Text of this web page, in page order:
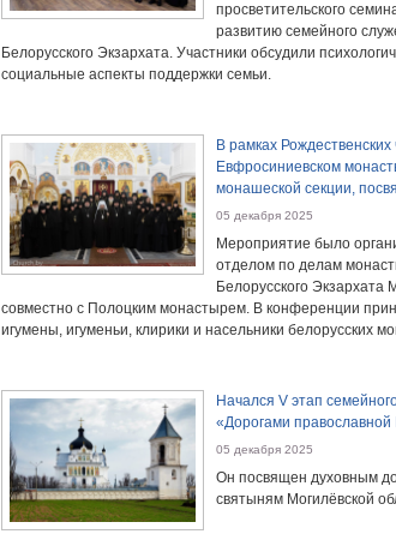
просветительского
развитию семейного
Белорусского Экзархата. Участники обсудили
социальные аспекты поддержки семьи.
В рамках
Евфросиниевском
монашеской секции,
05 декабря 2025
Мероприятие было
отделом по делам
Белорусского Экзархата
совместно с Полоцким монастырем. В конференции
игумены, игуменьи, клирики и насельники белорусских
Начался V этап
«Дорогами
05 декабря 2025
Он посвящен духовным
святыням Могилёвской